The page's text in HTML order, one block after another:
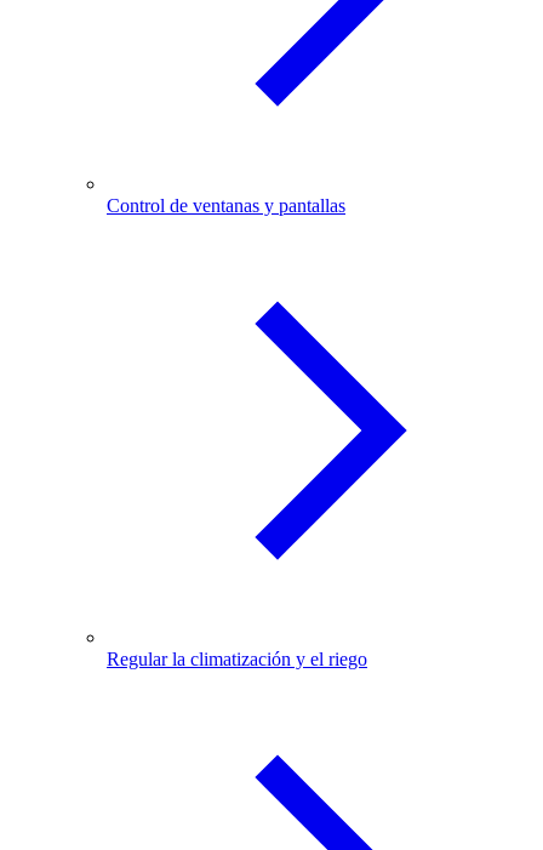
Control de ventanas y pantallas
Regular la climatización y el riego